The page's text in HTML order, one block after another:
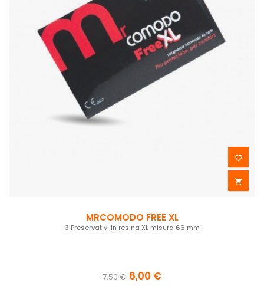


MRCOMODO FREE XL
3 Preservativi in resina XL misura 66 mm
7,50 € 6,00 €